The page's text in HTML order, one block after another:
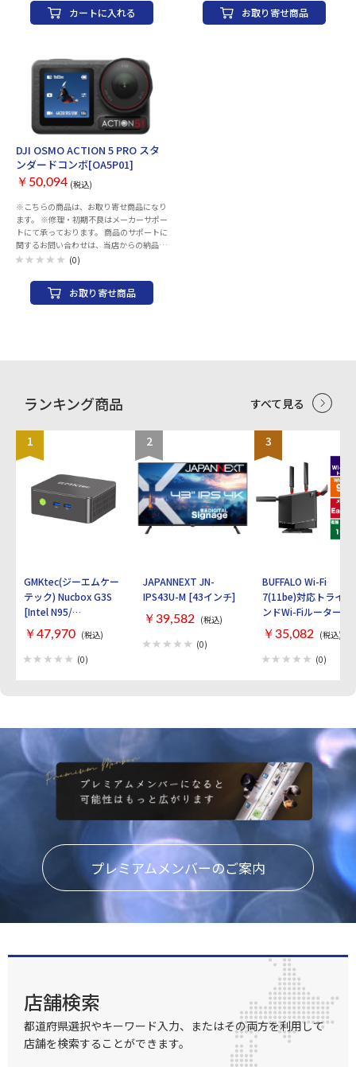
TEL：050-1731-8488 営業時間：月-金
10:00-13:30 14:30-19:00（祝日を除く）
画質：4K 撮像素子：1/1.28型 タイプ：ア
チ) 手ブレ補正機構：○ 焦点距離：
14.27mm F値：F2.85 夜間撮影機能：○
撮影時間：70 分 タッチパネル：○ 静止画
解像度：8192×6144 メモリー静止画記録
形式：JPG/DNG RAW メモリー動画解像
度：3840×2880 インターフェース：USB
ル：○ Wi-Fi：○ Bluetooth：○ 防水性
能：10m 耐低温性能：-20℃ 幅x高さx奥行
き：46x45.7x18.3 mm 本体重量：52.9 g
カートに入れる
専用 03-6634-4949 平日：10:00-
12:00/14：00-17：00
お取り寄せ商品
DJI OSMO ACTION 5 PRO スタ
ンダードコンボ[OA5P01]
￥50,094 (税込)
※こちらの商品は、お取り寄せ商品になり
ます。 ※修理・初期不良はメーカーサポー
トにて承っております。 商品のサポートに
関するお問い合わせは、当店からの納品書
をご用意いただき、 下記サポートにご連絡
ておりません。 ※ご購入後のご相談窓口
専用 03-6634-4949 平日：10:00-
12:00/14：00-17：00
(0)
お取り寄せ商品
ランキング商品 すべて見る
1
GMKtec(ジーエムケー
テック) Nucbox G3S
[Intel N95/
RAM:16GB/
SSD:512GB/ Windows
11 Pro]
￥47,970 (税込)
(0)
2
JAPANNEXT JN-
IPS43U-M [43インチ]
￥39,582 (税込)
(0)
3
BUFFALO Wi-Fi
7(11be)対応トライバ
ンドWi-Fiルーター
AirStation
WXR9300BE6P [ブラ
ック]
￥35,082 (税込)
(0)
プレミアムメンバーのご案内
店舗検索
都道府県選択やキーワード入力、またはその両方を利用して
店舗を検索することができます。